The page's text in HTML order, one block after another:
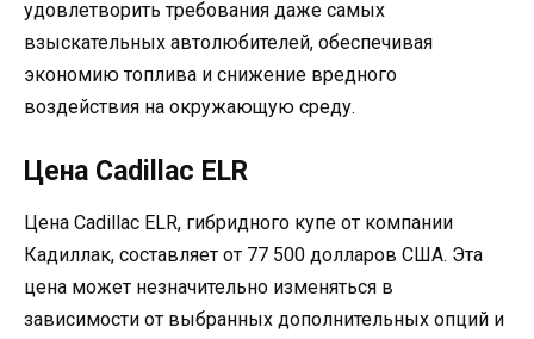
удовлетворить требования даже самых
взыскательных автолюбителей, обеспечивая
экономию топлива и снижение вредного
воздействия на окружающую среду.
Цена Cadillac ELR
Цена Cadillac ELR, гибридного купе от компании
Кадиллак, составляет от 77 500 долларов США. Эта
цена может незначительно изменяться в
зависимости от выбранных дополнительных опций и